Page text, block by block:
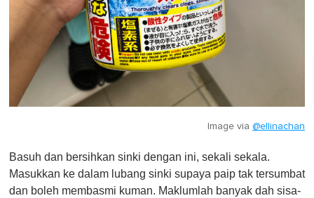
Image via @ellinachan
Basuh dan bersihkan sinki dengan ini, sekali sekala.
Masukkan ke dalam lubang sinki supaya paip tak tersumbat
dan boleh membasmi kuman. Maklumlah banyak dah sisa-